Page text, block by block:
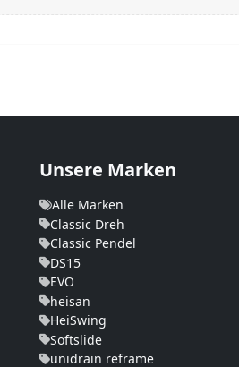
Unsere Marken
Alle Marken
Classic Dreh
Classic Pendel
DS15
EVO
heisan
HeiSwing
Softslide
unidrain reframe